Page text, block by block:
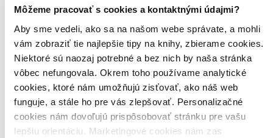
Môžeme pracovať s cookies a kontaktnými údajmi?
Aby sme vedeli, ako sa na našom webe správate, a mohli
vám zobraziť tie najlepšie tipy na knihy, zbierame cookies.
Niektoré sú naozaj potrebné a bez nich by naša stránka
vôbec nefungovala. Okrem toho používame analytické
cookies, ktoré nám umožňujú zisťovať, ako náš web
funguje, a stále ho pre vás zlepšovať. Personalizačné
cookies nám dovoľujú prispôsobovať stránku pre vašu
lepšiu orientáciu. Marketingové cookies nám zas
Zoradiť
Bestsellery
Top hodnotené
Novinky
Najdrahšie
Najlacnejšie
Najvyššia zľava